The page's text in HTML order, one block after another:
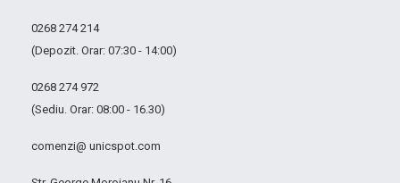
0268 274 214
(Depozit. Orar: 07:30 - 14:00)
0268 274 972
(Sediu. Orar: 08:00 - 16.30)
comenzi@ unicspot.com